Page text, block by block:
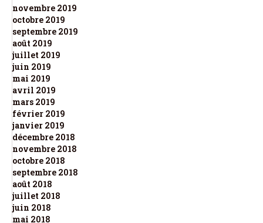
novembre 2019
octobre 2019
septembre 2019
août 2019
juillet 2019
juin 2019
mai 2019
avril 2019
mars 2019
février 2019
janvier 2019
décembre 2018
novembre 2018
octobre 2018
septembre 2018
août 2018
juillet 2018
juin 2018
mai 2018